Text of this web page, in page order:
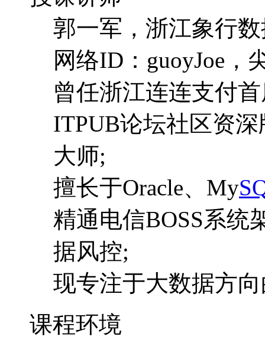
郭一军，浙江象行
网络ID：guoyJoe，
曾任浙江连连支付
ITPUB论坛社区资深
大师;
擅长于Oracle、My
精通电信BOSS系统
据风控;
现专注于大数据方
课程环境